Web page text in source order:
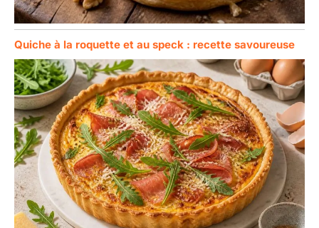
Quiche à la roquette et au speck : recette savoureuse